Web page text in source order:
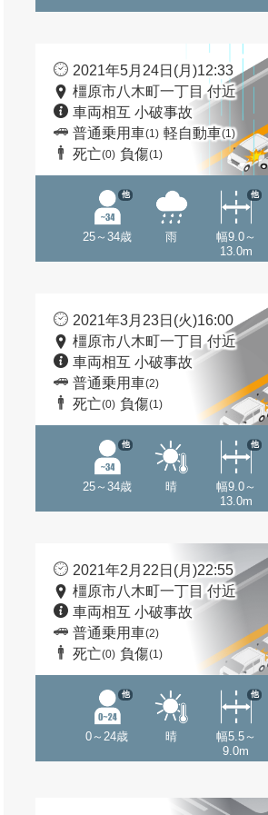
2021年5月24日(月)12:33
橿原市八木町一丁目 付近
車両相互 小破事故
普通乗用車(1) 軽自動車(1)
死亡(0) 負傷(1)
25～34歳
他
雨
幅9.0～
13.0m
他
2021年3月23日(火)16:00
橿原市八木町一丁目 付近
車両相互 小破事故
普通乗用車(2)
死亡(0) 負傷(1)
25～34歳
他
晴
幅9.0～
13.0m
他
2021年2月22日(月)22:55
橿原市八木町一丁目 付近
車両相互 小破事故
普通乗用車(2)
死亡(0) 負傷(1)
0～24歳
他
晴
幅5.5～
9.0m
他